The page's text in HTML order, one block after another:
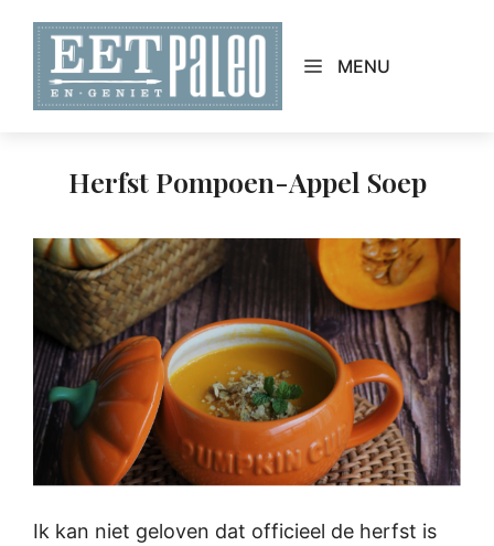
content
MENU
Herfst Pompoen-Appel Soep
Ik kan niet geloven dat officieel de herfst is